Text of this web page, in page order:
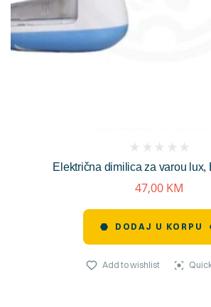
Električna dimilica za varou lux,
reviews)
47,00 KM
DODAJ U KORPU
Add to wishlist